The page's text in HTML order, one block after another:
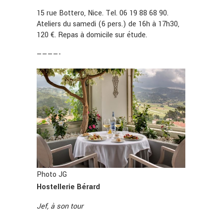
15 rue Bottero, Nice. Tel. 06 19 88 68 90.
Ateliers du samedi (6 pers.) de 16h à 17h30,
120 €. Repas à domicile sur étude.
————-
Photo JG
Hostellerie Bérard
Jef, à son tour